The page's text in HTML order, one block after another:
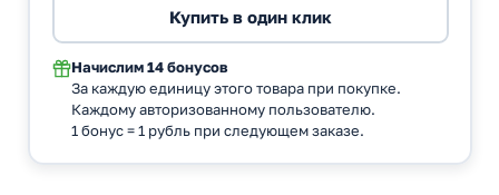
Начислим 14 бонусов
За каждую единицу этого товара при покупке.
Каждому авторизованному пользователю.
1 бонус = 1 рубль при следующем заказе.